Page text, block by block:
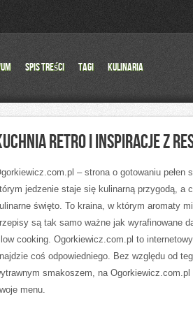
Spis Treści Tagi Kulinaria
RETRO I INSPIRACJE Z
– strona o gotowaniu
jedzenie staje się kulinarną przygodą, a
święto. To kraina, w którym aromaty
są tak samo ważne jak wyrafinowane
cooking. Ogorkiewicz.com.pl to
coś odpowiedniego. Bez względu od
smakoszem, na
menu.